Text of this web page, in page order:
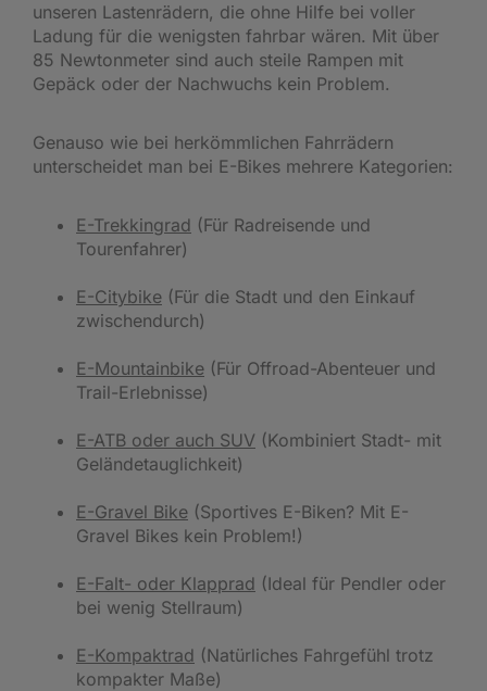
unseren Lastenrädern, die ohne Hilfe bei voller
Ladung für die wenigsten fahrbar wären. Mit über
85 Newtonmeter sind auch steile Rampen mit
Gepäck oder der Nachwuchs kein Problem.
Genauso wie bei herkömmlichen Fahrrädern
unterscheidet man bei E-Bikes mehrere Kategorien:
E-Trekkingrad (Für Radreisende und
Tourenfahrer)
E-Citybike (Für die Stadt und den Einkauf
zwischendurch)
E-Mountainbike (Für Offroad-Abenteuer und
Trail-Erlebnisse)
E-ATB oder auch SUV (Kombiniert Stadt- mit
Geländetauglichkeit)
E-Gravel Bike (Sportives E-Biken? Mit E-
Gravel Bikes kein Problem!)
E-Falt- oder Klapprad (Ideal für Pendler oder
bei wenig Stellraum)
E-Kompaktrad (Natürliches Fahrgefühl trotz
kompakter Maße)